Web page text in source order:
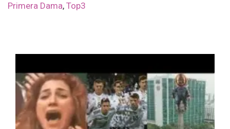
Primera Dama, Top3